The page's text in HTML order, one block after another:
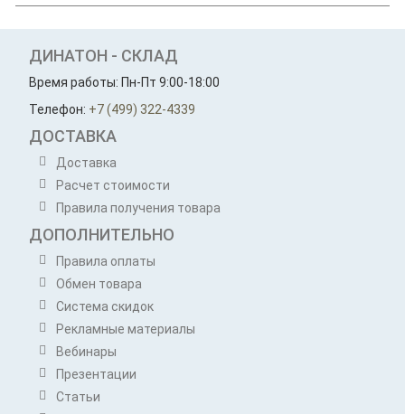
ДИНАТОН - СКЛАД
Время работы: Пн-Пт 9:00-18:00
Телефон: +7 (499) 322-4339
ДОСТАВКА
Доставка
Расчет стоимости
Правила получения товара
ДОПОЛНИТЕЛЬНО
Правила оплаты
Обмен товара
Система скидок
Рекламные материалы
Вебинары
Презентации
Статьи